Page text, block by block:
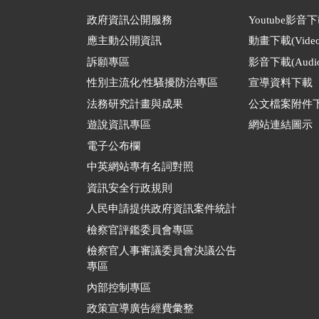
政府資訊公開服務
應主動公開資訊
訴願專區
性別主流化/性騷擾防治專區
法務研究計畫與成果
遊說資訊專區
電子公布欄
中英網站專有名詞對照
資訊安全行政規則
人民申請提供政府資訊案件統計
檢察官評鑑委員會專區
檢察官人事審議委員會決議公告
專區
內部控制專區
政策宣導廣告經費彙整
Youtube影音
動畫下載
影音下載
宣導資料下載
公文檔案附件
網站連結圖示